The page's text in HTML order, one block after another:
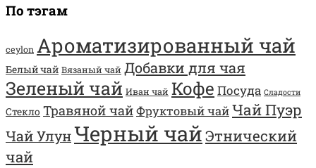
По тэгам
ceylon Ароматизированный чай
Белый чай Вязаный чай Добавки для чая
Зеленый чай Иван чай Кофе Посуда Сладости
Стекло Травяной чайФруктовый чайЧай Пуэр
Чай УлунЧерный чайЭтнический
чай